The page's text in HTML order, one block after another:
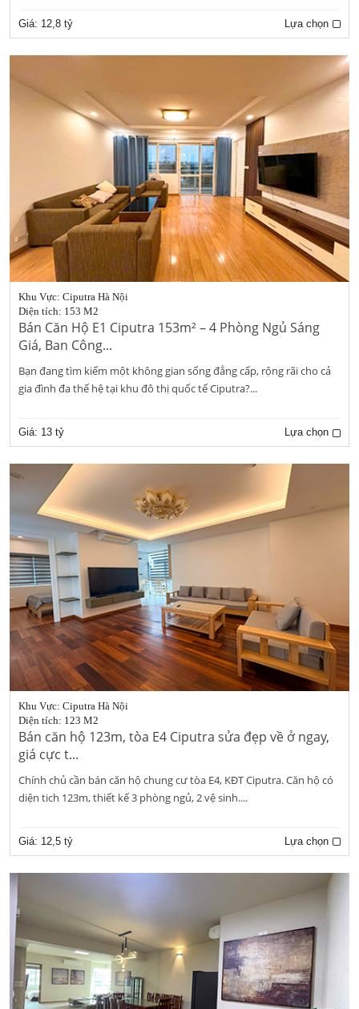
Giá: 12,8 tỷ Lựa chọn
Khu Vực: Ciputra Hà Nội
Diện tích: 153 M2
Bán Căn Hộ E1 Ciputra 153m² – 4 Phòng Ngủ Sáng
Giá, Ban Công...
Bạn đang tìm kiếm một không gian sống đẳng cấp, rộng rãi cho cả
gia đình đa thế hệ tại khu đô thị quốc tế Ciputra?...
Giá: 13 tỷ Lựa chọn
Khu Vực: Ciputra Hà Nội
Diện tích: 123 M2
Bán căn hộ 123m, tòa E4 Ciputra sửa đẹp về ở ngay,
giá cực t...
Chính chủ cần bán căn hộ chung cư tòa E4, KĐT Ciputra. Căn hộ có
diện tich 123m, thiết kế 3 phòng ngủ, 2 vệ sinh....
Giá: 12,5 tỷ Lựa chọn